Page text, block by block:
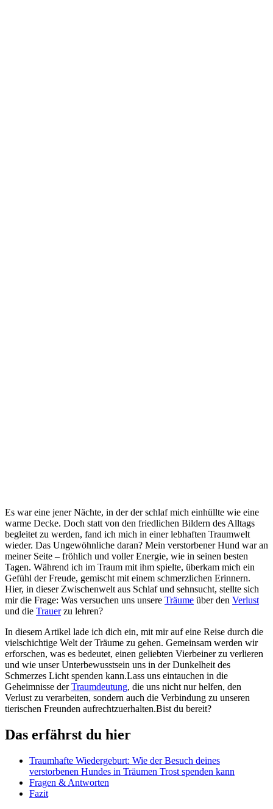
Es war eine jener Nächte, in der der schlaf mich einhüllte wie eine
warme‍ Decke. Doch ⁣statt von den friedlichen Bildern​ des‌ Alltags
begleitet zu werden, fand ⁣ich ​mich in einer​ lebhaften Traumwelt
wieder. Das Ungewöhnliche‌ daran? ‌Mein verstorbener Hund war ‍an
meiner ‌Seite – ⁣fröhlich und voller ⁣Energie,⁤ wie in seinen besten ​
Tagen. Während‍ ich im Traum mit ihm spielte, überkam mich ein ​
Gefühl der Freude, gemischt mit⁣ einem ⁢schmerzlichen Erinnern.
⁤Hier, in‍ dieser Zwischenwelt aus‌ Schlaf und sehnsucht, stellte sich
mir⁤ die Frage: Was ⁢versuchen⁢ uns⁤ unsere Träume über den Verlust
⁤und‌ die Trauerzu lehren?
In ​diesem ​Artikel ⁤lade⁤ ich​ dich ein,​ mit mir auf eine Reise durch die⁢
vielschichtige Welt der‌ Träume zu gehen. Gemeinsam werden wir
‍erforschen, was‌ es ⁤bedeutet, einen geliebten Vierbeiner ⁢zu‍ verlieren
und wie unser⁢ Unterbewusstsein uns in der Dunkelheit‌ des
Schmerzes Licht ⁤spenden kann.Lass uns eintauchen in⁢ die
⁢Geheimnisse ⁣der ⁣Traumdeutung, die⁣ uns ⁢nicht nur helfen, den⁣
Verlust zu verarbeiten, sondern auch​ die ​Verbindung zu unseren
tierischen Freunden aufrechtzuerhalten.Bist du bereit?
Das erfährst du hier
Traumhafte Wiedergeburt: Wie der Besuch deines
verstorbenen​ Hundes in Träumen Trost​ spenden kann
Fragen ⁢& Antworten
Fazit